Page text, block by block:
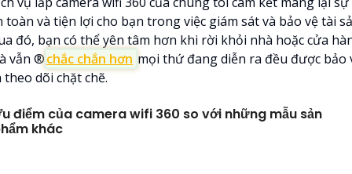
toàn và tiện lợi cho bạn trong việc giám sát và bảo vệ tài
đó, bạn có thể yên tâm hơn khi rời khỏi nhà hoặc cửa
vẫn ®️chắc chắn hơn mọi thứ đang diễn ra đều được bảo
theo dõi chặt chẽ.
điểm của camera wifi 360 so với những mẫu sản
khác